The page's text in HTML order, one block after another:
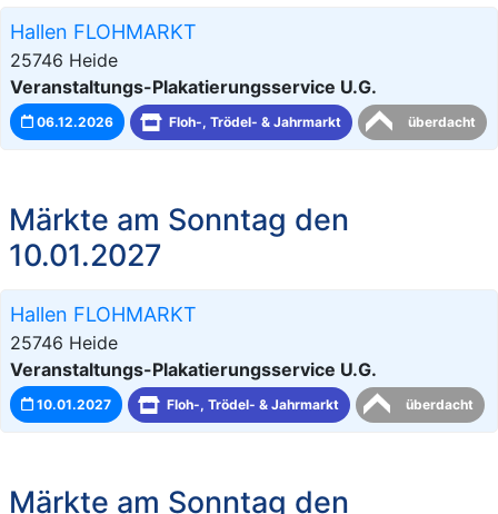
Hallen FLOHMARKT
25746 Heide
Veranstaltungs-Plakatierungsservice U.G.
06.12.2026 Floh-, Trödel- & Jahrmarkt überdacht
Märkte am Sonntag den
10.01.2027
Hallen FLOHMARKT
25746 Heide
Veranstaltungs-Plakatierungsservice U.G.
10.01.2027 Floh-, Trödel- & Jahrmarkt überdacht
Märkte am Sonntag den